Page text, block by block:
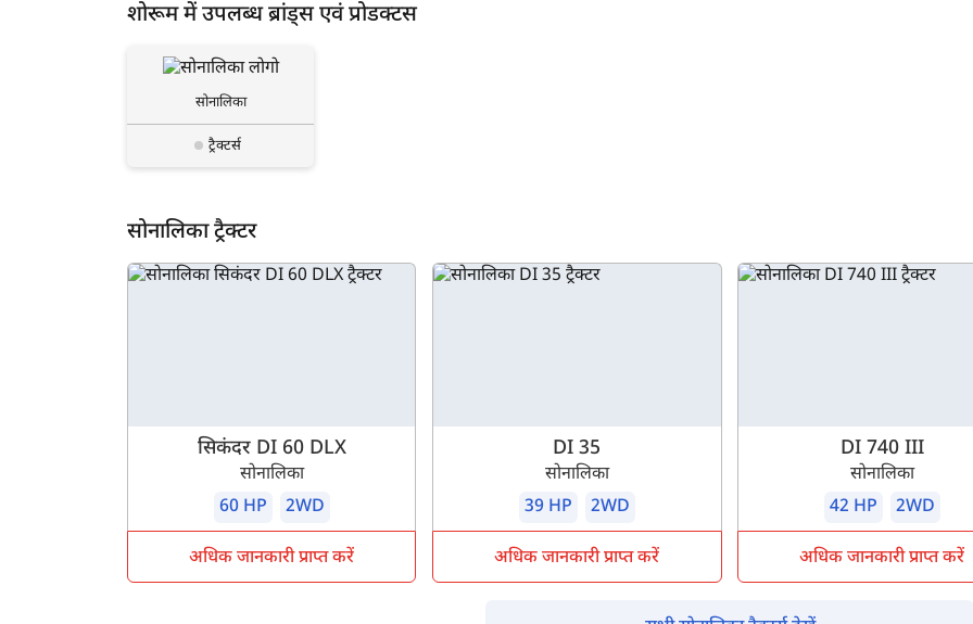
शोरूम में उपलब्ध ब्रांड्स एवं प्रोडक्टस
सोनालिका
ट्रैक्टर्स
सोनालिका ट्रैक्टर
सिकंदर DI 60 DLX
सोनालिका
60 HP
2WD
अधिक जानकारी प्राप्त करें
DI 35
सोनालिका
39 HP
2WD
अधिक जानकारी प्राप्त करें
DI 740 III
सोनालिका
42 HP
2WD
अधिक जानकारी प्राप्त करें